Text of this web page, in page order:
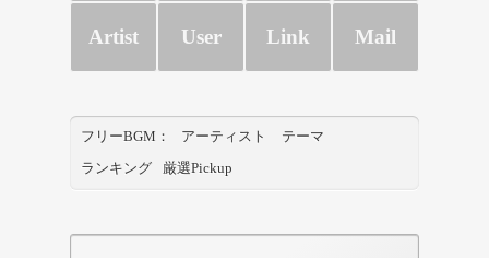
Artist User Link Mail
フリーBGM： アーティスト テーマ
ランキング 厳選Pickup